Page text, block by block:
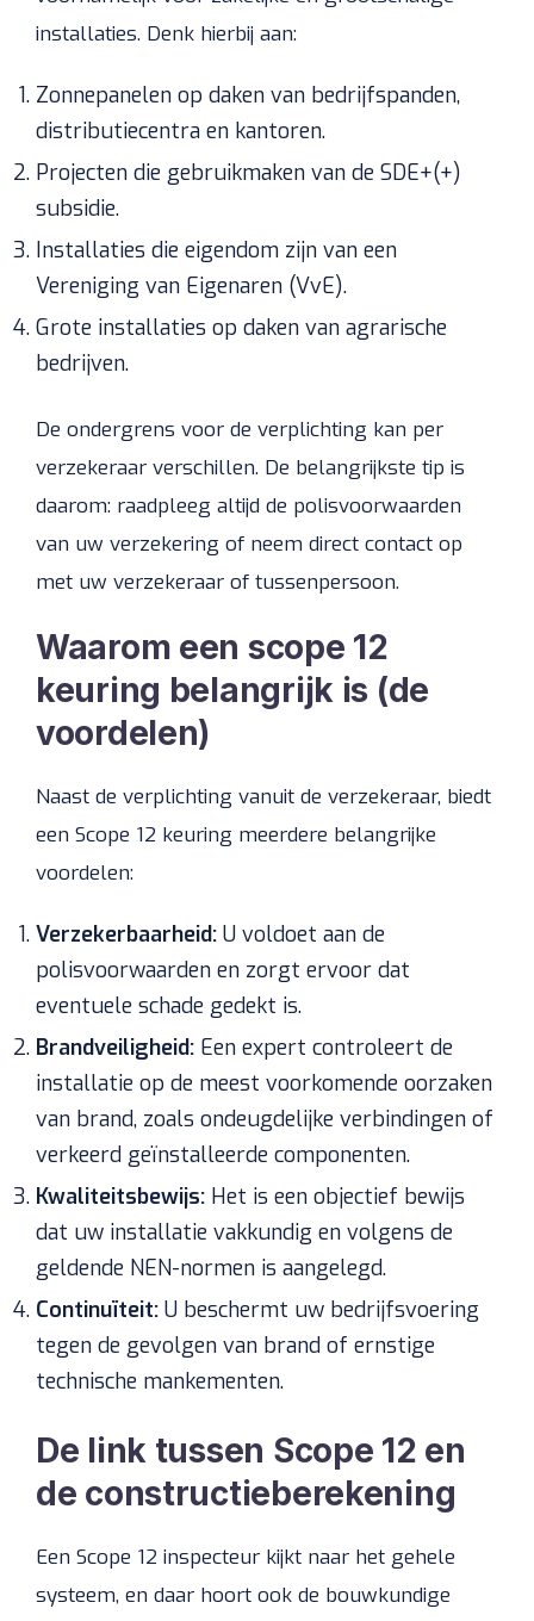
installaties. Denk hierbij aan:
Zonnepanelen op daken van bedrijfspanden,
distributiecentra en kantoren.
Projecten die gebruikmaken van de SDE+(+)
subsidie.
Installaties die eigendom zijn van een
Vereniging van Eigenaren (VvE).
Grote installaties op daken van agrarische
bedrijven.
De ondergrens voor de verplichting kan per
verzekeraar verschillen. De belangrijkste tip is
daarom: raadpleeg altijd de polisvoorwaarden
van uw verzekering of neem direct contact op
met uw verzekeraar of tussenpersoon.
Waarom een scope 12
keuring belangrijk is (de
voordelen)
Naast de verplichting vanuit de verzekeraar, biedt
een Scope 12 keuring meerdere belangrijke
voordelen:
Verzekerbaarheid: U voldoet aan de
polisvoorwaarden en zorgt ervoor dat
eventuele schade gedekt is.
Brandveiligheid: Een expert controleert de
installatie op de meest voorkomende oorzaken
van brand, zoals ondeugdelijke verbindingen of
verkeerd geïnstalleerde componenten.
Kwaliteitsbewijs: Het is een objectief bewijs
dat uw installatie vakkundig en volgens de
geldende NEN-normen is aangelegd.
Continuïteit: U beschermt uw bedrijfsvoering
tegen de gevolgen van brand of ernstige
technische mankementen.
De link tussen Scope 12 en
de constructieberekening
Een Scope 12 inspecteur kijkt naar het gehele
systeem, en daar hoort ook de bouwkundige